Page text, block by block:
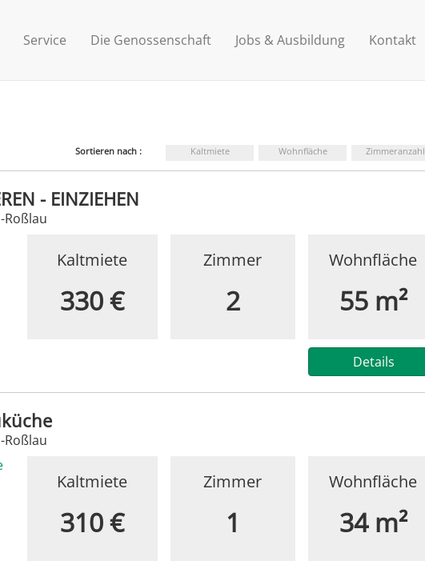
Service Die Genossenschaft Jobs & Ausbildung Kontakt
Zimmeranzahl
Wohnfläche
Kaltmiete
Sortieren nach :
- EINZIEHEN
Roßlau
Kaltmiete
330 €
Zimmer
2
Wohnfläche
55 m²
Details
Roßlau
Kaltmiete
310 €
Zimmer
1
Wohnfläche
34 m²